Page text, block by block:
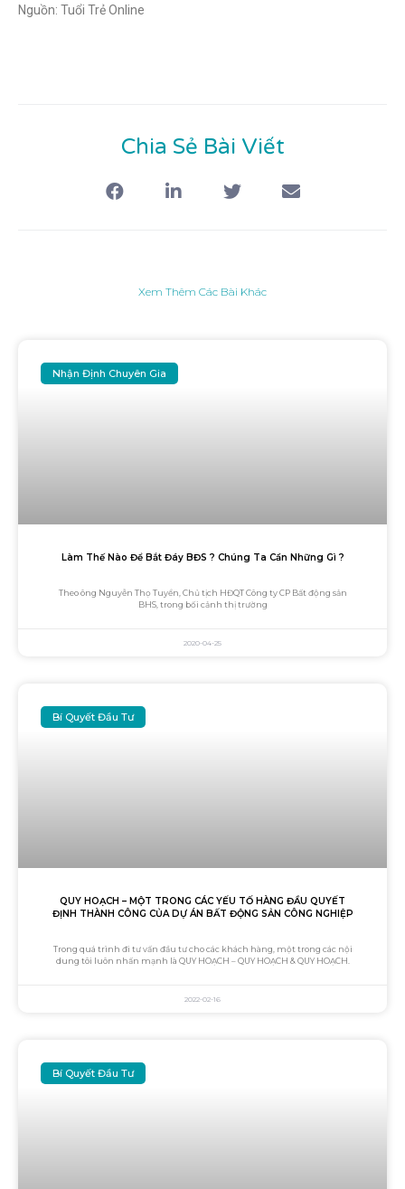
Nguồn: Tuổi Trẻ Online
Chia Sẻ Bài Viết
Xem Thêm Các Bài Khác
Nhận Định Chuyên Gia
Làm Thế Nào Để Bắt Đáy BĐS ? Chúng Ta Cần Những Gì ?
Theo ông Nguyễn Thọ Tuyển, Chủ tịch HĐQT Công ty CP Bất động sản
BHS, trong bối cảnh thị trường
2020-04-25
Bí Quyết Đầu Tư
QUY HOẠCH – MỘT TRONG CÁC YẾU TỐ HÀNG ĐẦU QUYẾT
ĐỊNH THÀNH CÔNG CỦA DỰ ÁN BẤT ĐỘNG SẢN CÔNG NGHIỆP
Trong quá trình đi tư vấn đầu tư cho các khách hàng, một trong các nội
dung tôi luôn nhấn mạnh là QUY HOẠCH – QUY HOẠCH & QUY HOẠCH.
2022-02-16
Bí Quyết Đầu Tư